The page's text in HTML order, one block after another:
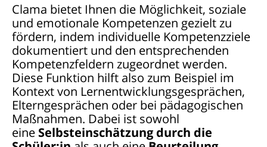
Clama bietet Ihnen die Möglichkeit, soziale
und emotionale Kompetenzen gezielt zu
fördern, indem individuelle Kompetenzziele
dokumentiert und den entsprechenden
Kompetenzfeldern zugeordnet werden.
Diese Funktion hilft also zum Beispiel im
Kontext von Lernentwicklungsgesprächen,
Elterngesprächen oder bei pädagogischen
Maßnahmen. Dabei ist sowohl
eine Selbsteinschätzung durch die